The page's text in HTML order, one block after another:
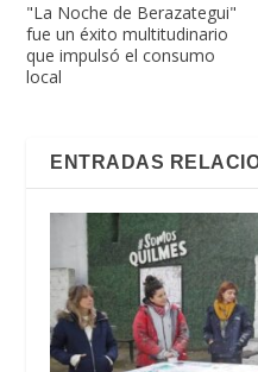
"La Noche de Berazategui"
fue un éxito multitudinario
que impulsó el consumo
local
ENTRADAS